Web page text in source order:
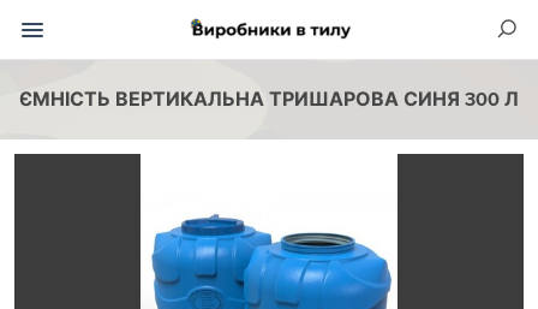
ЄМНІСТЬ ВЕРТИКАЛЬНА ТРИШАРОВА СИНЯ 300 Л